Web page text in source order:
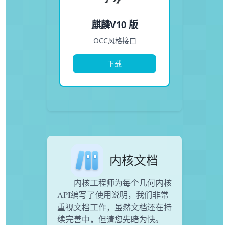
麒麟V10 版
OCC风格接口
下载
内核文档
内核工程师为每个几何内核
API编写了使用说明，我们非常
重视文档工作，虽然文档还在持
续完善中，但请您先睹为快。